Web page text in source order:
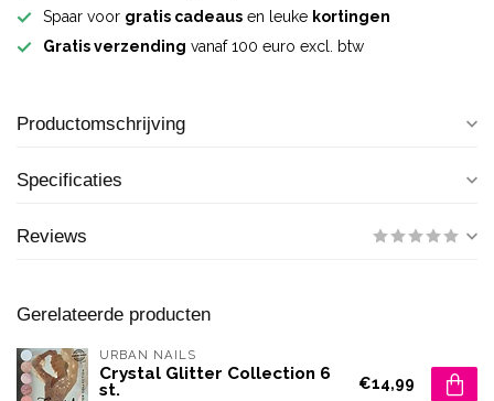
Spaar voor gratis cadeaus en leuke kortingen
Gratis verzending vanaf 100 euro excl. btw
Productomschrijving
Specificaties
Reviews
Gerelateerde producten
URBAN NAILS
Crystal Glitter Collection 6
st.
€14,99